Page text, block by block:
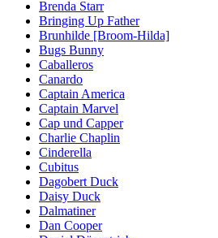
Brenda Starr
Bringing Up Father
Brunhilde [Broom-Hilda]
Bugs Bunny
Caballeros
Canardo
Captain America
Captain Marvel
Cap und Capper
Charlie Chaplin
Cinderella
Cubitus
Dagobert Duck
Daisy Duck
Dalmatiner
Dan Cooper